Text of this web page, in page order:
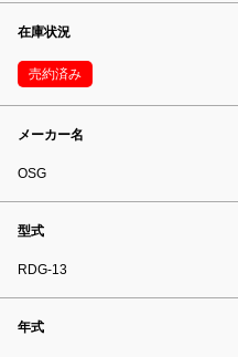
在庫状況
売約済み
メーカー名
OSG
型式
RDG-13
年式